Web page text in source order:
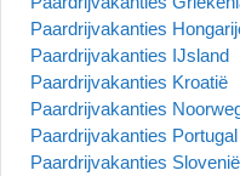
Paardrijvakanties
Paardrijvakanties IJsland
Paardrijvakanties Kroatië
Paardrijvakanties
Paardrijvakanties Portugal
Paardrijvakanties Slovenië